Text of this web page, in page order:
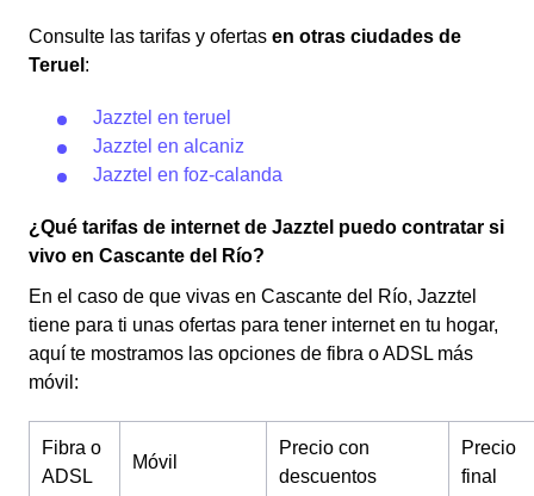
Consulte las tarifas y ofertas en otras ciudades de
Teruel :
Jazztel en teruel
Jazztel en alcaniz
Jazztel en foz-calanda
¿Qué tarifas de internet de Jazztel puedo contratar si
vivo en Cascante del Río?
En el caso de que vivas en Cascante del Río, Jazztel
tiene para ti unas ofertas para tener internet en tu hogar,
aquí te mostramos las opciones de fibra o ADSL más
móvil:
Fibra o
ADSL
Móvil
Precio con
descuentos
Precio
final